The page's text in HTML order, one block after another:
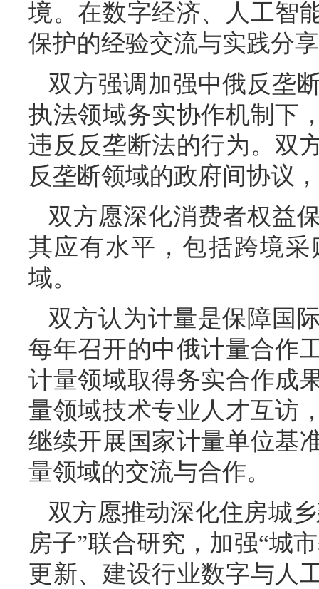
境。在数字经济、人工智
保护的经验交流与实践分
双方强调加强中俄反垄
执法领域务实协作机制下
违反反垄断法的行为。双
反垄断领域的政府间协议
双方愿深化消费者权益
其应有水平，包括跨境
域。
双方认为计量是保障国
每年召开的中俄计量合作
计量领域取得务实合作成
量领域技术专业人才互访
继续开展国家计量单位基
量领域的交流与合作。
双方愿推动深化住房城
房子”联合研究，加强“城
更新、建设行业数字与人